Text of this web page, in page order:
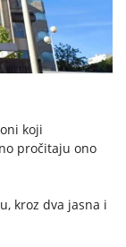
koji
pročitaju ono
kroz dva jasna i